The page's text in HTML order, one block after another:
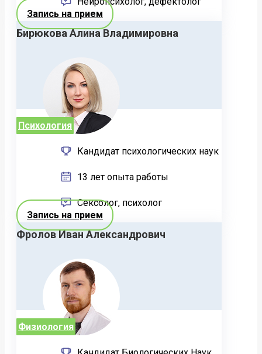
Запись на прием
Бирюкова Алина Владимировна
Психология
Кандидат психологических наук
13 лет опыта работы
Сексолог, психолог
Запись на прием
Фролов Иван Александрович
Физиология